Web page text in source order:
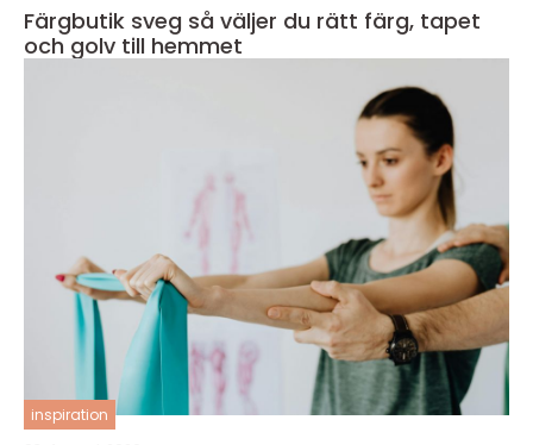
Färgbutik sveg så väljer du rätt färg, tapet
och golv till hemmet
inspiration